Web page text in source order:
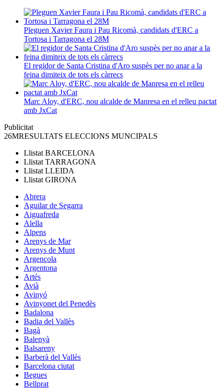
Pleguen Xavier Faura i Pau Ricomà, candidats d'ERC a
Tortosa i Tarragona el 28M
El regidor de Santa Cristina d'Aro suspès per no anar a la
feina dimiteix de tots els càrrecs
Marc Aloy, d'ERC, nou alcalde de Manresa en el relleu pactat
amb JxCat
Publicitat
26MRESULTATS ELECCIONS MUNCIPALS
Llistat BARCELONA
Llistat TARRAGONA
Llistat LLEIDA
Llistat GIRONA
Abrera
Aguilar de Segarra
Aiguafreda
Alella
Alpens
Arenys de Mar
Arenys de Munt
Argençola
Argentona
Artés
Avià
Avinyó
Avinyonet del Penedès
Badalona
Badia del Vallès
Bagà
Balenyà
Balsareny
Barberà del Vallès
Barcelona ciutat
Begues
Bellprat